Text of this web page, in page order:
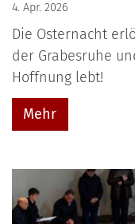
4. Apr. 2026
Die Osternacht
der Grabesruhe
Hoffnung lebt!
Mehr